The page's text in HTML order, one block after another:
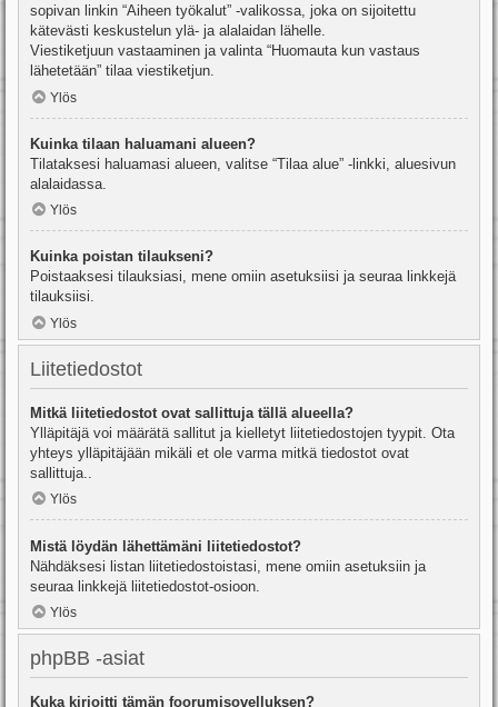
sopivan linkin “Aiheen työkalut” -valikossa, joka on sijoitettu
kätevästi keskustelun ylä- ja alalaidan lähelle.
Viestiketjuun vastaaminen ja valinta “Huomauta kun vastaus
lähetetään” tilaa viestiketjun.
Ylös
Kuinka tilaan haluamani alueen?
Tilataksesi haluamasi alueen, valitse “Tilaa alue” -linkki, aluesivun
alalaidassa.
Ylös
Kuinka poistan tilaukseni?
Poistaaksesi tilauksiasi, mene omiin asetuksiisi ja seuraa linkkejä
tilauksiisi.
Ylös
Liitetiedostot
Mitkä liitetiedostot ovat sallittuja tällä alueella?
Ylläpitäjä voi määrätä sallitut ja kielletyt liitetiedostojen tyypit. Ota
yhteys ylläpitäjään mikäli et ole varma mitkä tiedostot ovat
sallittuja..
Ylös
Mistä löydän lähettämäni liitetiedostot?
Nähdäksesi listan liitetiedostoistasi, mene omiin asetuksiin ja
seuraa linkkejä liitetiedostot-osioon.
Ylös
phpBB -asiat
Kuka kirjoitti tämän foorumisovelluksen?